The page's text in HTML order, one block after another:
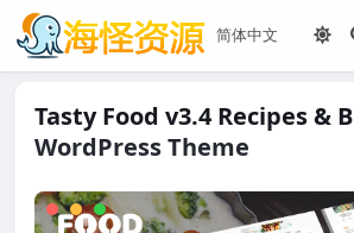
Tasty Food v3.4 Recipes &
WordPress Theme